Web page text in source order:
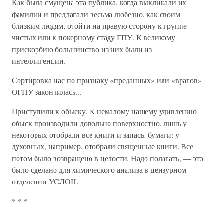
Как была смущена эта публика, когда выкликали их
фамилии и предлагали весьма любезно, как своим
близким людям, отойти на правую сторону к группе
чистых или к покорному стаду ГПУ. К великому
прискорбию большинство из них были из
интеллигенции.
Сортировка нас по признаку «преданных» или «врагов»
ОГПУ закончилась...
Приступили к обыску. К немалому нашему удивлению
обыск производили довольно поверхностно, лишь у
некоторых отобрали все книги и запасы бумаги: у
духовных, например, отобрали священные книги. Все
потом было возвращено в целости. Надо полагать, — это
было сделано для химического анализа в цензурном
отделении УСЛОН.
* * *